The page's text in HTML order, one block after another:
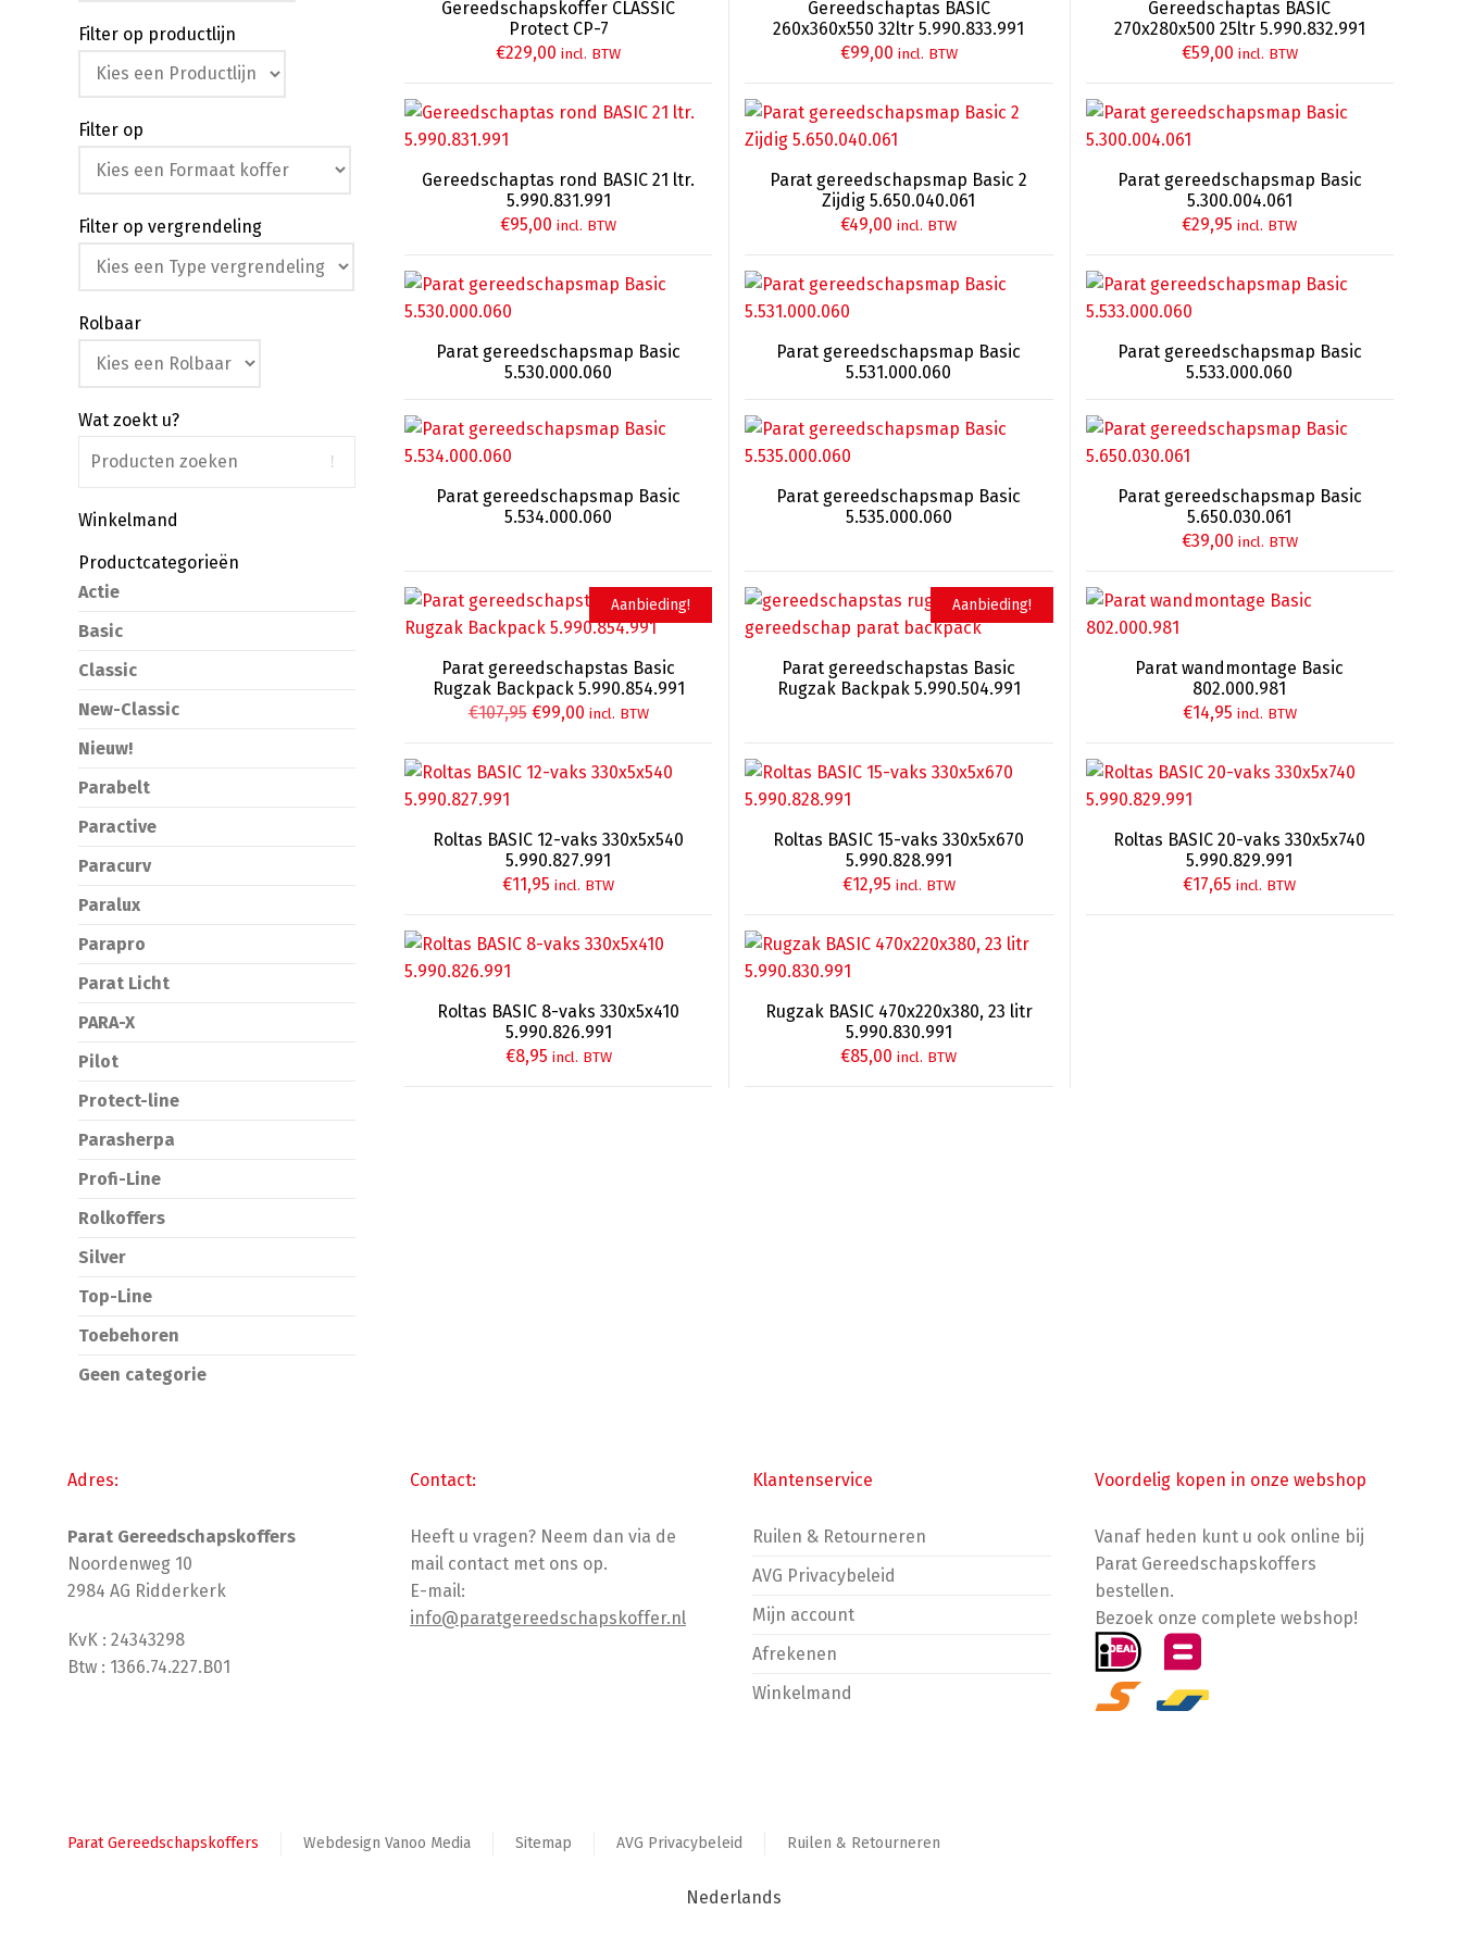
Gereedschapskoffer CLASSIC
Protect CP-7
€229,00 incl. BTW
Gereedschaptas BASIC
260x360x550 32ltr 5.990.833.991
€99,00 incl. BTW
Gereedschaptas BASIC
270x280x500 25ltr 5.990.832.991
€59,00 incl. BTW
Gereedschaptas rond BASIC 21 ltr.
5.990.831.991
€95,00 incl. BTW
Parat gereedschapsmap Basic 2
Zijdig 5.650.040.061
€49,00 incl. BTW
Parat gereedschapsmap Basic
5.300.004.061
€29,95 incl. BTW
Parat gereedschapsmap Basic
5.530.000.060
Parat gereedschapsmap Basic
5.531.000.060
Parat gereedschapsmap Basic
5.533.000.060
Parat gereedschapsmap Basic
5.534.000.060
Parat gereedschapsmap Basic
5.535.000.060
Parat gereedschapsmap Basic
5.650.030.061
€39,00 incl. BTW
Aanbieding!
Parat gereedschapstas Basic
Rugzak Backpack 5.990.854.991
€107,95 Oorspronkelijke
was:
€99,00Huidige
is:
incl. BTW
Aanbieding!
Parat gereedschapstas Basic
Rugzak Backpak 5.990.504.991
was:
is:
Parat wandmontage Basic
802.000.981
€14,95 incl. BTW
Roltas BASIC 12-vaks 330x5x540
5.990.827.991
€11,95 incl. BTW
Roltas BASIC 15-vaks 330x5x670
5.990.828.991
€12,95 incl. BTW
Roltas BASIC 20-vaks 330x5x740
5.990.829.991
€17,65 incl. BTW
Roltas BASIC 8-vaks 330x5x410
5.990.826.991
€8,95 incl. BTW
Rugzak BASIC 470x220x380, 23 litr
5.990.830.991
€85,00 incl. BTW
Filter op productlijn
Filter op
Filter op vergrendeling
Rolbaar
Wat zoekt u?
Winkelmand
Productcategorieën
Actie
Basic
Classic
New-Classic
Nieuw!
Parabelt
Paractive
Paracurv
Paralux
Parapro
Parat Licht
PARA-X
Pilot
Protect-line
Parasherpa
Profi-Line
Rolkoffers
Silver
Top-Line
Toebehoren
Geen categorie
Adres:
Parat Gereedschapskoffers
Noordenweg 10
2984 AG Ridderkerk
KvK : 24343298
Btw : 1366.74.227.B01
Contact:
Heeft u vragen? Neem dan via de
mail contact met ons op.
E-mail:
info@paratgereedschapskoffer.nl
Klantenservice
Ruilen & Retourneren
AVG Privacybeleid
Mijn account
Afrekenen
Winkelmand
Voordelig kopen in onze webshop
Vanaf heden kunt u ook online bij
Parat Gereedschapskoffers
bestellen.
Bezoek onze complete webshop!
Parat Gereedschapskoffers Webdesign Vanoo Media Sitemap AVG Privacybeleid Ruilen & Retourneren
Nederlands